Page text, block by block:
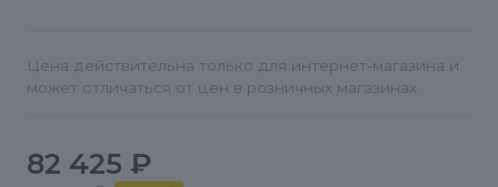
Цена действительна только для интернет-магазина и
может отличаться от цен в розничных магазинах
82 425 ₽